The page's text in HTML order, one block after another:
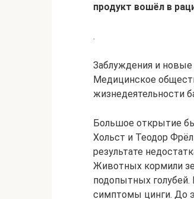
продукт вошёл в
.
Заблуждения и новые
Медицинское
жизнедеятельности
Большое открытие
Хольст и Теодор
результате
Животных кормили
подопытных голубей.
симптомы цинги. До